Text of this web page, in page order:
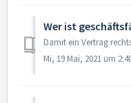
Wer ist
Mi, 19 Mai, 2021 um